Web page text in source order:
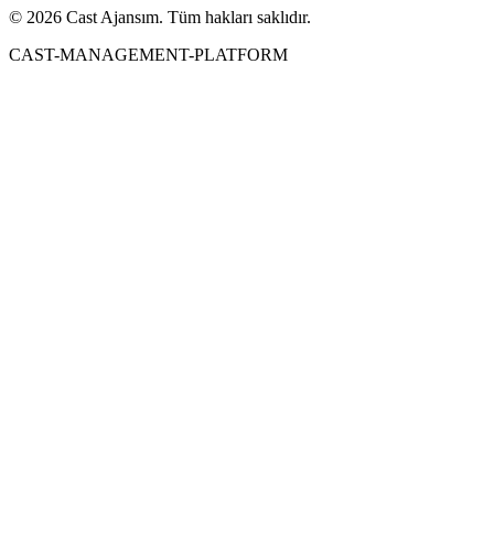
© 2026 Cast Ajansım. Tüm hakları saklıdır.
CAST-MANAGEMENT-PLATFORM